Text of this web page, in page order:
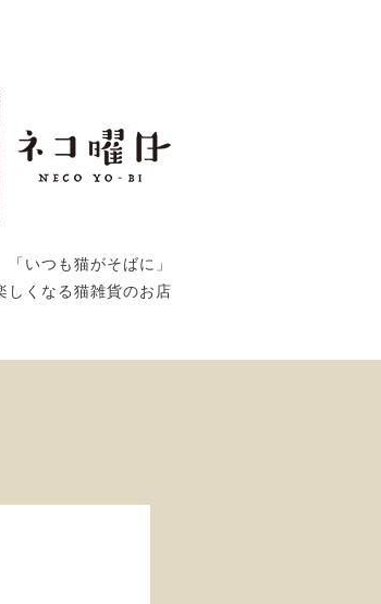
「いつも猫がそばに」
しくなる猫雑貨のお店